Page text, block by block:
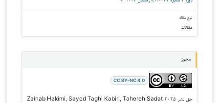
نوع مقاله
مقالات
مجوز
CC BY-NC 4.0
حق نشر ۲۰۲۵ Zainab Hakimi, Sayed Taghi Kabiri, Tahereh Sadat